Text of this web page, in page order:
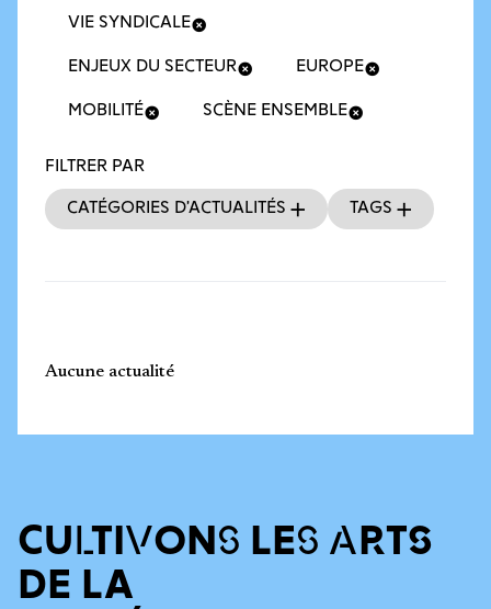
FILTRER PAR
Catégories d’actualités Tags
VIE SYNDICALE
ENJEUX DU SECTEUR EUROPE
MOBILITÉ SCÈNE ENSEMBLE
Aucune actualité
CULTIVONS LES ARTS
DE LA